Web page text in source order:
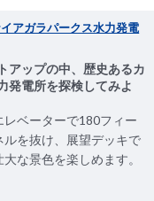
イアガラパークス水力発電
アップの中、歴史あるカ
発電所を探検してみよ
レベーターで180フィー
ルを抜け、展望デッキで
な景色を楽しめます。